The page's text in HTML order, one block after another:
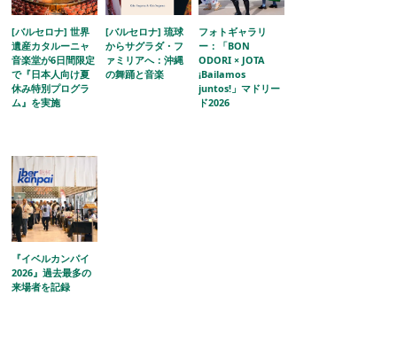
[バルセロナ] 世界
遺産カタルーニャ
音楽堂が6日間限定
で『日本人向け夏
休み特別プログラ
ム』を実施
[バルセロナ] 琉球
からサグラダ・フ
ァミリアへ：沖縄
の舞踊と音楽
フォトギャラリ
ー：「BON
ODORI × JOTA
¡Bailamos
juntos!」マドリー
ド2026
『イベルカンパイ
2026』過去最多の
来場者を記録